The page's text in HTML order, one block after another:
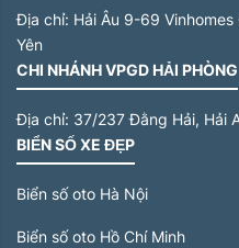
Địa chỉ: Hải Âu 9-69
Yên
CHI NHÁNH VPGD HẢI PHÒNG
Địa chỉ: 37/237 Đằng Hải, Hải
BIỂN SỐ XE ĐẸP
Biển số oto Hà Nội
Biển số oto Hồ Chí Minh